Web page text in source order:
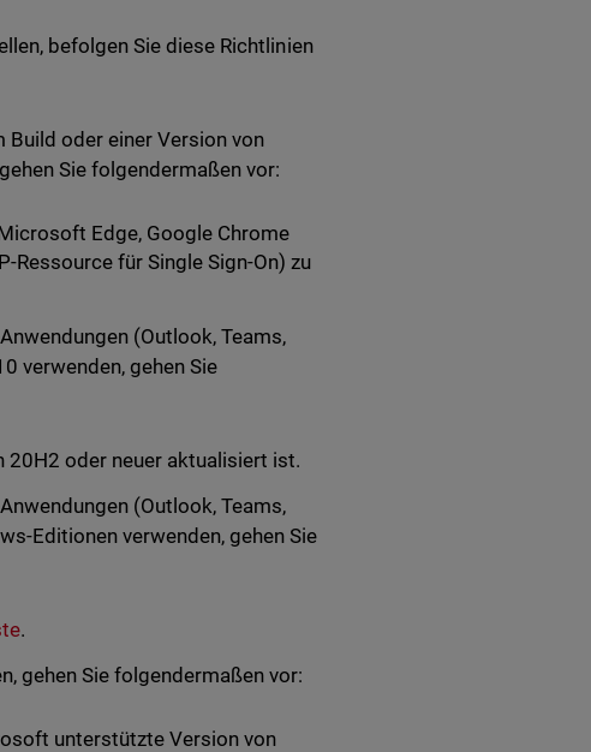
befolgen Sie diese Richtlinien
Build oder einer Version von
Sie folgendermaßen vor:
Edge, Google Chrome
für Single Sign-On) zu
(Outlook, Teams,
verwenden, gehen Sie
20H2 oder neuer aktualisiert ist.
(Outlook, Teams,
Editionen verwenden, gehen Sie
.
gehen Sie folgendermaßen vor:
unterstützte Version von